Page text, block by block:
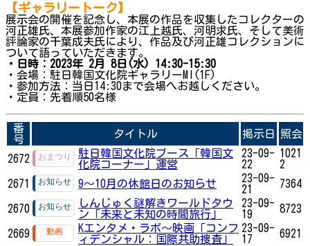
【ギャラリートーク】
展示会の開催を記念し、本展の作品を収集したコレクターの
河正雄氏、本展参加作家の江上越氏、河明求氏、そして美術
評論家の千葉成夫氏により、作品及び河正雄コレクションに
ついて語っていただきます。
・日時：2023年 2月 8日(水) 14:30-15:30
・会場：駐日韓国文化院ギャラリーMI(1F)
・参加方法：当日14:30まで会場へお越しください。
・定員：先着順50名様
番
号
タイトル 掲示日 照会
2672
駐日韓国文化院ブース「韓国文
化院コーナー」運営
23-09-
22
1021
2
2671
9～10月の休館日のお知らせ
23-09-
21
7364
2670
しんじゅく謎解きワールドタウ
ン「未来と未知の時間旅行」
23-09-
19
8723
2669
Kエンタメ・ラボ～映画「コンフ
ィデンシャル：国際共助捜査」
23-09-
17
6921